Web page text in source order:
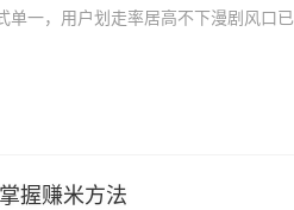
单一，用户划走率居高不下漫剧风口已
握赚米方法